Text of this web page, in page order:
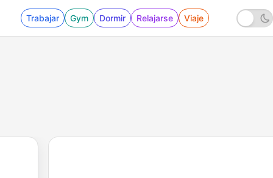
Trabajar Gym Dormir Relajarse Viaje